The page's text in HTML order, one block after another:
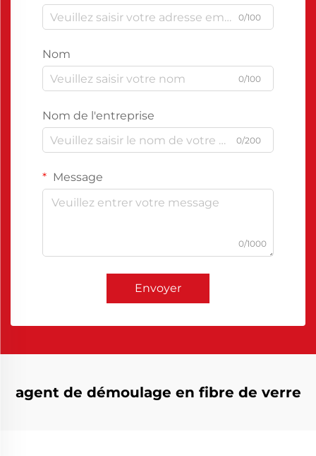
0/100
Nom
0/100
Nom de l'entreprise
0/200
Message
0/1000
Envoyer
agent de démoulage en fibre de verre